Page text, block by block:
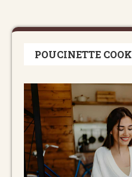
POUCINETTE COOK